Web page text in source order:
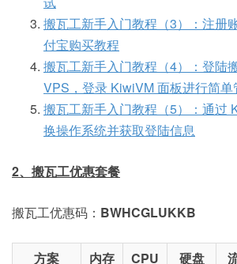
搬瓦工新手入门教程（3）：注册
付宝购买教程
搬瓦工新手入门教程（4）：登陆
VPS，登录 KiwiVM 面板进行简单
搬瓦工新手入门教程（5）：通过
换操作系统并获取登陆信息
2、搬瓦工优惠套餐
搬瓦工优惠码： BWHCGLUKKB
方案 内存 CPU 硬盘